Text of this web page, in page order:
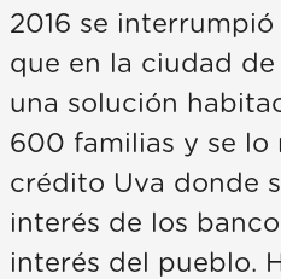
2016 se
que en la ciudad
una solución
600 familias y se lo
crédito Uva donde
interés de los
interés del pueblo.